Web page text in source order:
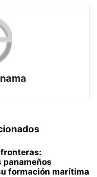
formación marítima